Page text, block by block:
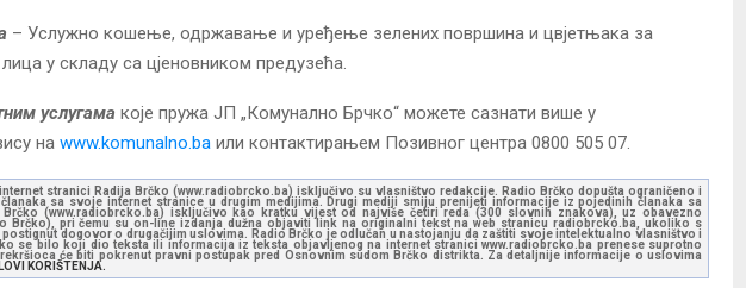
– Услужно кошење, одржавање и уређење зелених површина и цвјетњака за
у складу са цјеновником предузећа.
услугама које пружа ЈП „Комунално Брчко“ можете сазнати више у
на www.komunalno.ba или контактирањем Позивног центра 0800 505 07.
stranici Radija Brčko (www.radiobrcko.ba) isključivo su vlasništvo redakcije. Radio Brčko dopušta ograničeno i
sa svoje internet stranice u drugim medijima. Drugi mediji smiju prenijeti informacije iz pojedinih članaka sa
Brčko (www.radiobrcko.ba) isključivo kao kratku vijest od najviše četiri reda (300 slovnih znakova), uz obavezno
Brčko), pri čemu su on-line izdanja dužna objaviti link na originalni tekst na web stranicu radiobrcko.ba, ukoliko s
dogovor o drugačijim uslovima. Radio Brčko je odlučan u nastojanju da zaštiti svoje intelektualno vlasništvo i
se bilo koji dio teksta ili informacija iz teksta objavljenog na internet stranici www.radiobrcko.ba prenese suprotno
će biti pokrenut pravni postupak pred Osnovnim sudom Brčko distrikta. Za detaljnije informacije o uslovima
KORIŠTENJA.